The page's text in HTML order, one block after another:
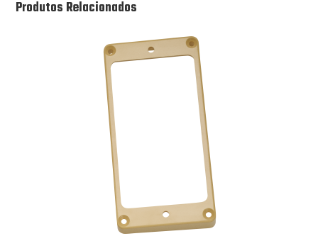
Produtos Relacionados